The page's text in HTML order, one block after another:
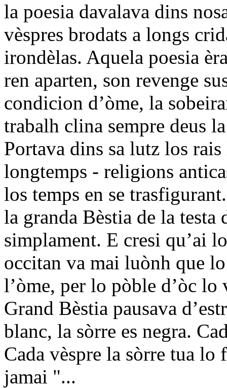
la poesia davalava dins
vèspres brodats a longs
irondèlas. Aquela poesia
ren aparten, son revenge
condicion d’òme, la
trabalh clina sempre deus
Portava dins sa lutz los
longtemps - religions
los temps en se
la granda Bèstia de la testa
simplament. E cresi qu’ai
occitan va mai luònh que
l’òme, per lo pòble d’òc
Grand Bèstia pausava
blanc, la sòrre es negra.
Cada vèspre la sòrre tua lo
jamai "...